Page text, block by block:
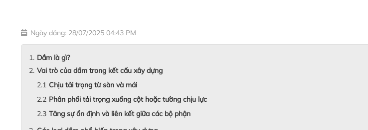
Ngày đăng: 28/07/2025 04:43 PM
Dầm là gì?
Vai trò của dầm trong kết cấu xây dựng
Chịu tải trọng từ sàn và mái
Phân phối tải trọng xuống cột hoặc tường chịu lực
Tăng sự ổn định và liên kết giữa các bộ phận